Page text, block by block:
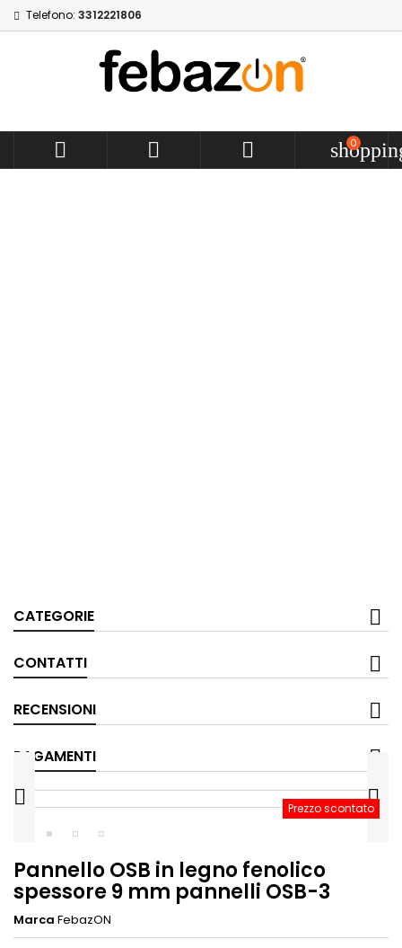
Telefono: 3312221806
   0
CATEGORIE
CONTATTI
RECENSIONI
PAGAMENTI
Prezzo scontato
 
Pannello OSB in legno fenolico
spessore 9 mm pannelli OSB-3
Marca FebazON